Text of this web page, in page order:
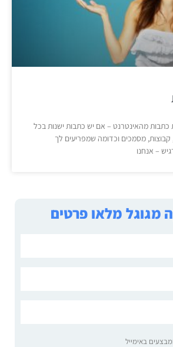
מגוגל מלאו פרטים
באימייל
מהאינטרנט – אם יש כתבות ישנות בכל
קבוצות, מסמכים וכדומה שמפריעים לך
– אנחנו